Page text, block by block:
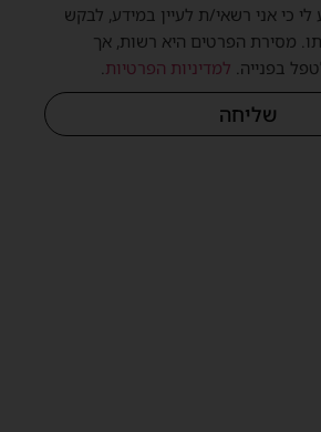
לי כי אני רשאי/ת לעיין במידע, לבקש
מסירת הפרטים היא רשות, אך
בפנייה. למדיניות הפרטיות
שליחה